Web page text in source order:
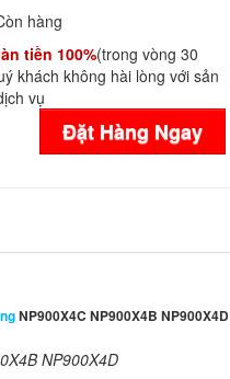
hàng
tiền 100%(trong vòng 30
khách không hài lòng với sản
vụ
Đặt Hàng Ngay
NP900X4C NP900X4B NP900X4D
NP900X4D